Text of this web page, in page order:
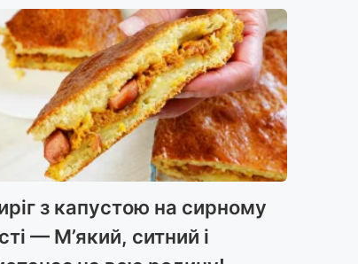
з капустою на сирному
— М’який, ситний і